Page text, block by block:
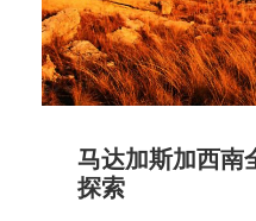
马达加斯加西南
探索